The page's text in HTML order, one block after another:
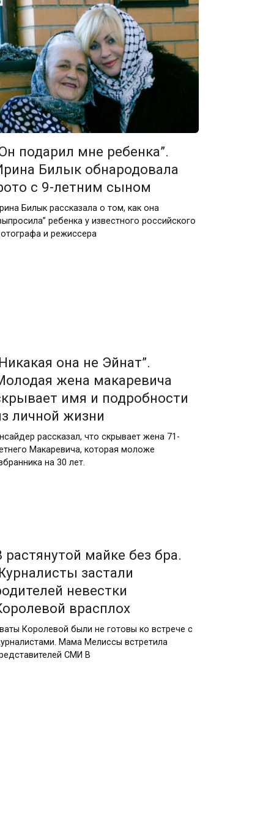
подарил мне ребенка”.
Билык обнародовала
с 9-летним сыном
Билык рассказала о том, как она
ребенка у известного российского
и режиссера
она не Эйнат”.
жена макаревича
имя и подробности
личной жизни
рассказал, что скрывает жена 71-
Макаревича, которая моложе
на 30 лет.
растянутой майке без бра.
застали
невестки
врасплох
Королевой были не готовы ко встрече с
Мама Мелиссы встретила
СМИ В